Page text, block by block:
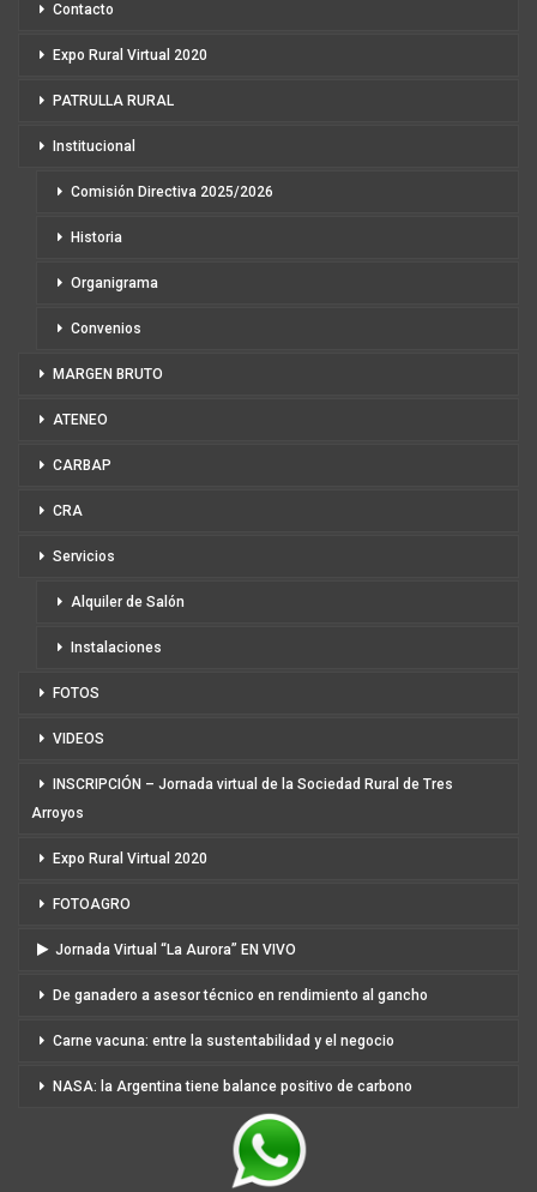
Contacto
Expo Rural Virtual 2020
PATRULLA RURAL
Institucional
Comisión Directiva 2025/2026
Historia
Organigrama
Convenios
MARGEN BRUTO
ATENEO
CARBAP
CRA
Servicios
Alquiler de Salón
Instalaciones
FOTOS
VIDEOS
INSCRIPCIÓN – Jornada virtual de la Sociedad Rural de Tres
Arroyos
Expo Rural Virtual 2020
FOTOAGRO
Jornada Virtual “La Aurora” EN VIVO
De ganadero a asesor técnico en rendimiento al gancho
Carne vacuna: entre la sustentabilidad y el negocio
NASA: la Argentina tiene balance positivo de carbono